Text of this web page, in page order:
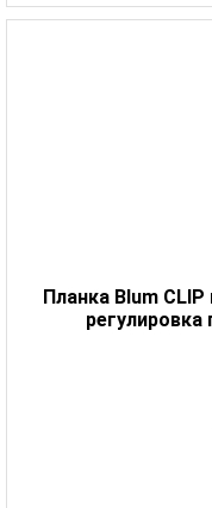
Планка Blum